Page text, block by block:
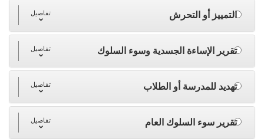
التمييز أو التحرش تفاصيل
تقرير الإساءة الجسدية وسوء السلوك تفاصيل
تهديد للمدرسة أو الطلاب تفاصيل
تقرير سوء السلوك العام تفاصيل